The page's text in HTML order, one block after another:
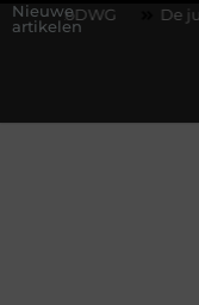
Nieuwe
artikelen
De juiste